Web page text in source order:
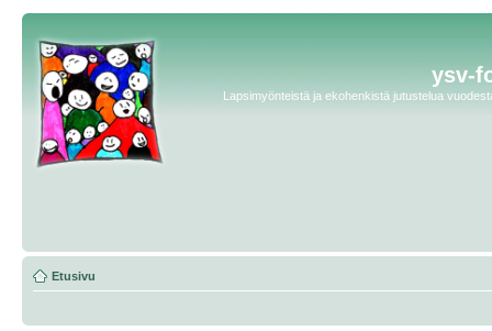
ysv-
Lapsimyönteistä ja ekohenkistä jutustelua
Etusivu